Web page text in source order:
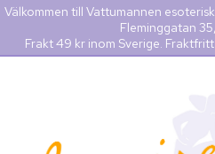
Välkommen till Vattumannen
Fleminggatan
Frakt 49 kr inom Sverige.